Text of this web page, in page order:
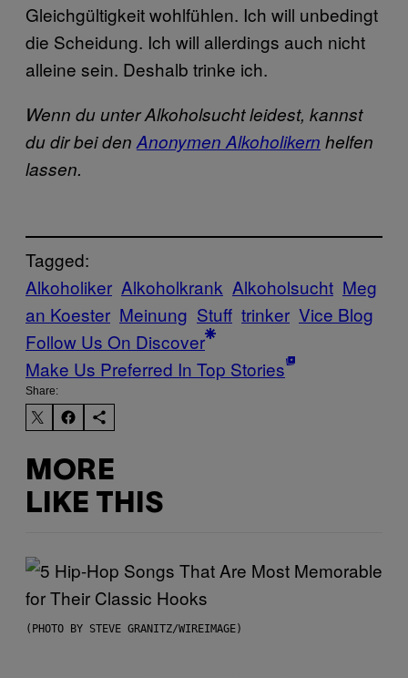
Gleichgültigkeit wohlfühlen. Ich will unbedingt
die Scheidung. Ich will allerdings auch nicht
alleine sein. Deshalb trinke ich.
Wenn du unter Alkoholsucht leidest, kannst
du dir bei den Anonymen Alkoholikern helfen
lassen.
Tagged:
Alkoholiker Alkoholkrank Alkoholsucht Meg
an Koester Meinung Stuff trinker Vice Blog
Follow Us On Discover
Make Us Preferred In Top Stories
Share:
MORE
LIKE THIS
(PHOTO BY STEVE GRANITZ/WIREIMAGE)